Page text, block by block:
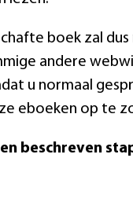
boek zal
andere
u normaal
eboeken op te
beschreven